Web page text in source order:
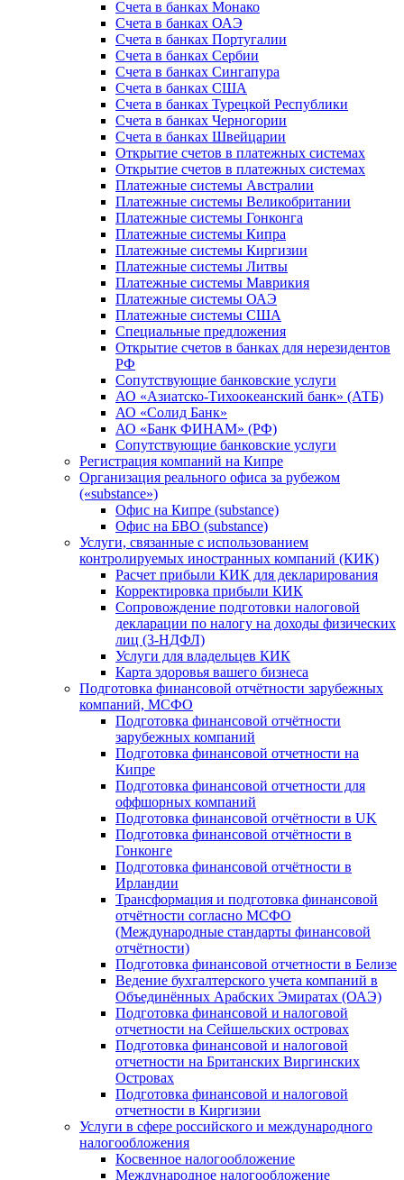
Счета в банках Монако
Счета в банках ОАЭ
Счета в банках Португалии
Счета в банках Сербии
Счета в банках Сингапура
Счета в банках США
Счета в банках Турецкой Республики
Счета в банках Черногории
Счета в банках Швейцарии
Открытие счетов в платежных системах
Открытие счетов в платежных системах
Платежные системы Австралии
Платежные системы Великобритании
Платежные системы Гонконга
Платежные системы Кипра
Платежные системы Киргизии
Платежные системы Литвы
Платежные системы Маврикия
Платежные системы ОАЭ
Платежные системы США
Специальные предложения
Открытие счетов в банках для нерезидентов
РФ
Сопутствующие банковские услуги
АО «Азиатско-Тихоокеанский банк» (АТБ)
АО «Солид Банк»
АО «Банк ФИНАМ» (РФ)
Сопутствующие банковские услуги
Регистрация компаний на Кипре
Организация реального офиса за рубежом
(«substance»)
Офис на Кипре (substance)
Офис на БВО (substance)
Услуги, связанные с использованием
контролируемых иностранных компаний (КИК)
Расчет прибыли КИК для декларирования
Корректировка прибыли КИК
Сопровождение подготовки налоговой
декларации по налогу на доходы физических
лиц (3-НДФЛ)
Услуги для владельцев КИК
Карта здоровья вашего бизнеса
Подготовка финансовой отчётности зарубежных
компаний, МСФО
Подготовка финансовой отчётности
зарубежных компаний
Подготовка финансовой отчетности на
Кипре
Подготовка финансовой отчетности для
оффшорных компаний
Подготовка финансовой отчётности в UK
Подготовка финансовой отчётности в
Гонконге
Подготовка финансовой отчётности в
Ирландии
Трансформация и подготовка финансовой
отчётности согласно МСФО
(Международные стандарты финансовой
отчётности)
Подготовка финансовой отчетности в Белизе
Ведение бухгалтерского учета компаний в
Объединённых Арабских Эмиратах (ОАЭ)
Подготовка финансовой и налоговой
отчетности на Сейшельских островах
Подготовка финансовой и налоговой
отчетности на Британских Виргинских
Островах
Подготовка финансовой и налоговой
отчетности в Киргизии
Услуги в сфере российского и международного
налогообложения
Косвенное налогообложение
Международное налогообложение